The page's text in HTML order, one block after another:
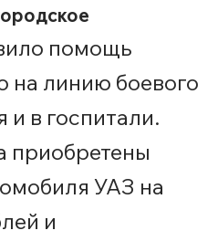
помощь
на линию боевого
и в госпитали.
приобретены
УАЗ на
и